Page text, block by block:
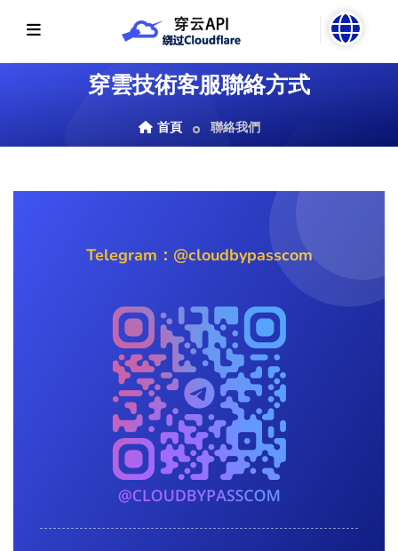
穿雲技術客服聯絡方式
首頁 聯絡我們
Telegram：@cloudbypasscom